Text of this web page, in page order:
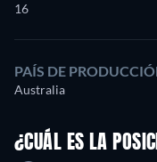
16
PAÍS DE
Australia
¿CUÁL ES LA